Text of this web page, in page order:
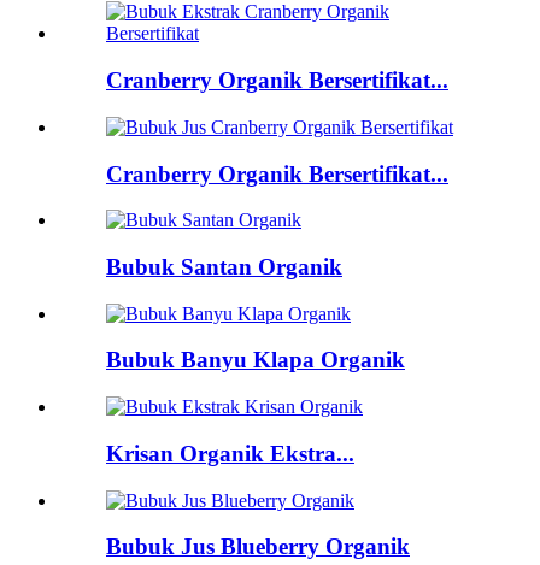
Cranberry Organik Bersertifikat...
Cranberry Organik Bersertifikat...
Bubuk Santan Organik
Bubuk Banyu Klapa Organik
Krisan Organik Ekstra...
Bubuk Jus Blueberry Organik